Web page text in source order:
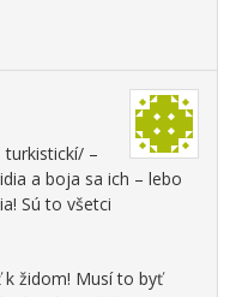
turkistickí/ –
a boja sa ich – lebo
Sú to všetci
k židom! Musí to byť